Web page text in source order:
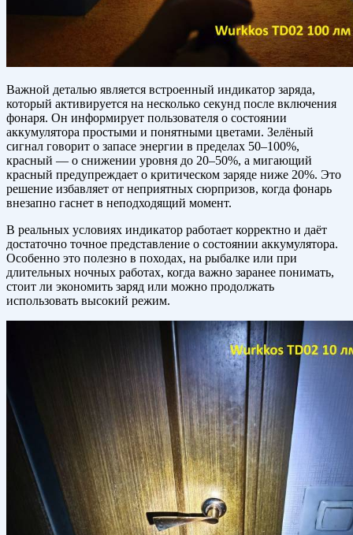
Важной деталью является встроенный индикатор заряда,
который активируется на несколько секунд после включения
фонаря. Он информирует пользователя о состоянии
аккумулятора простыми и понятными цветами. Зелёный
сигнал говорит о запасе энергии в пределах 50–100%,
красный — о снижении уровня до 20–50%, а мигающий
красный предупреждает о критическом заряде ниже 20%. Это
решение избавляет от неприятных сюрпризов, когда фонарь
внезапно гаснет в неподходящий момент.
В реальных условиях индикатор работает корректно и даёт
достаточно точное представление о состоянии аккумулятора.
Особенно это полезно в походах, на рыбалке или при
длительных ночных работах, когда важно заранее понимать,
стоит ли экономить заряд или можно продолжать
использовать высокий режим.